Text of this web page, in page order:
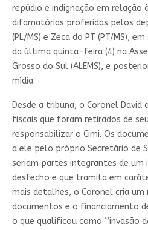
repúdio e indignação em relação
difamatórias proferidas pelos
(PL/MS) e Zeca do PT (PT/MS),
da última quinta-feira (4) na
Grosso do Sul (ALEMS), e
mídia.
Desde a tribuna, o Coronel
fiscais que foram retirados de
responsabilizar o Cimi. Os
a ele pelo próprio Secretário de
seriam partes integrantes de um
desfecho e que tramita em
mais detalhes, o Coronel cria um
documentos e o financiamento
o que qualificou como ‘’invasão